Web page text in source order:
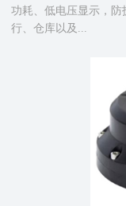
功耗、低电压显示，
行、仓库以及...